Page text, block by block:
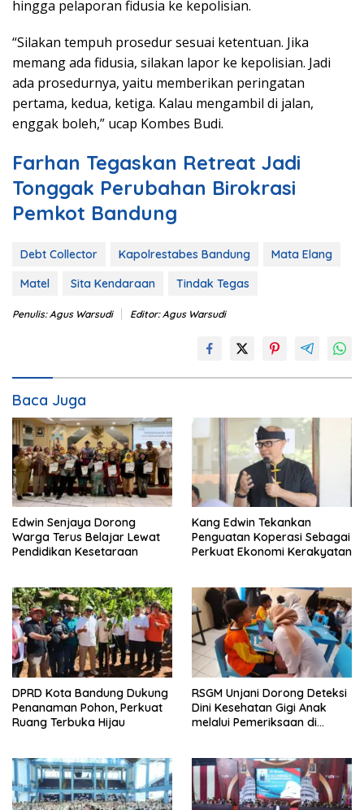
hingga pelaporan fidusia ke kepolisian.
“Silakan tempuh prosedur sesuai ketentuan. Jika
memang ada fidusia, silakan lapor ke kepolisian. Jadi
ada prosedurnya, yaitu memberikan peringatan
pertama, kedua, ketiga. Kalau mengambil di jalan,
enggak boleh,” ucap Kombes Budi.
Farhan Tegaskan Retreat Jadi
Tonggak Perubahan Birokrasi
Pemkot Bandung
Debt Collector Kapolrestabes Bandung
Mata Elang
Matel
Sita Kendaraan Tindak Tegas
Penulis: Agus Warsudi Editor: Agus Warsudi
Baca Juga
Edwin Senjaya Dorong
Warga Terus Belajar Lewat
Pendidikan Kesetaraan
Kang Edwin Tekankan
Penguatan Koperasi Sebagai
Perkuat Ekonomi Kerakyatan
DPRD Kota Bandung Dukung
Penanaman Pohon, Perkuat
Ruang Terbuka Hijau
RSGM Unjani Dorong Deteksi
Dini Kesehatan Gigi Anak
melalui Pemeriksaan di